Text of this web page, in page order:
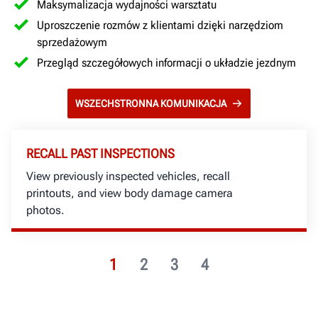
Maksymalizacja wydajności warsztatu
Uproszczenie rozmów z klientami dzięki narzędziom
sprzedażowym
Przegląd szczegółowych informacji o układzie jezdnym
WSZECHSTRONNA KOMUNIKACJA
1 2 3 4
RECALL PAST INSPECTIONS
View previously inspected vehicles, recall
printouts, and view body damage camera
photos.